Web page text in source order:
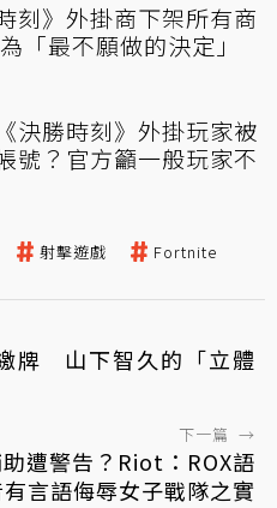
刻》外掛商下架所有商
「最不願做的決定」
決勝時刻》外掛玩家被
號？官方籲一般玩家不
射擊遊戲 Fortnite
牌 山下智久的「立體
下一篇 →
遭警告？Riot：ROX語
有言語侮辱女子戰隊之實